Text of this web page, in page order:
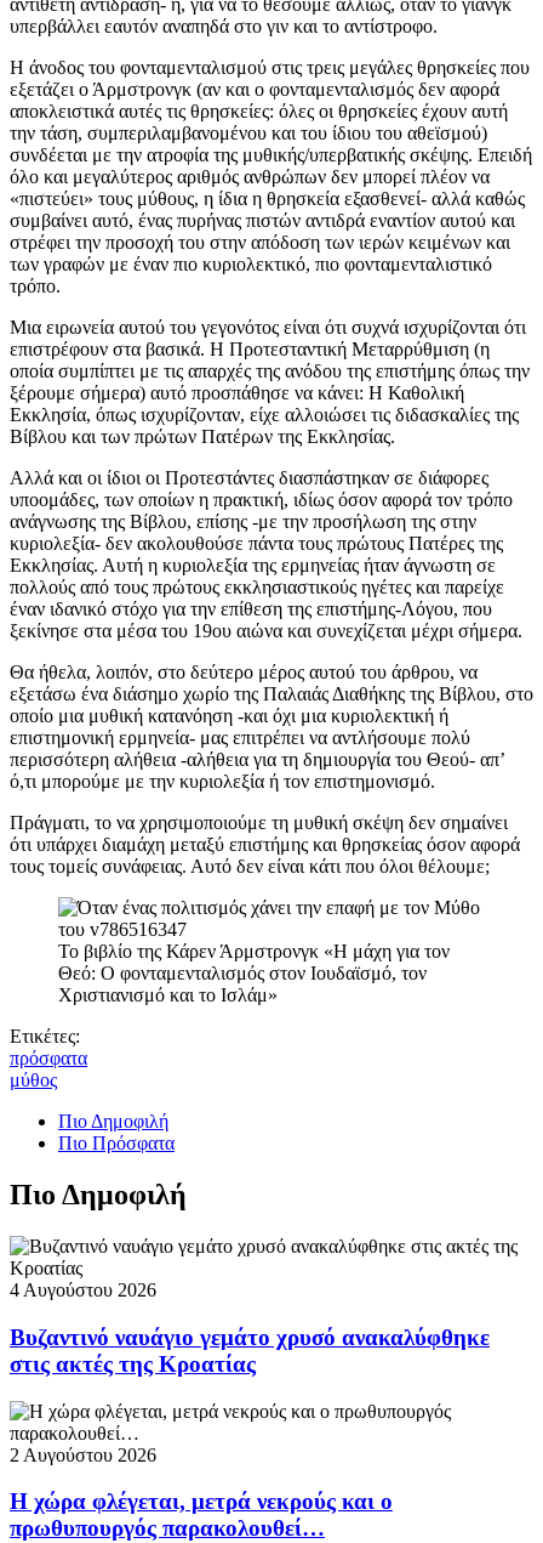
αντίθετη αντίδραση- ή, για να το θέσουμε αλλιώς, όταν το γιανγκ
υπερβάλλει εαυτόν αναπηδά στο γιν και το αντίστροφο.
Η άνοδος του φονταμενταλισμού στις τρεις μεγάλες θρησκείες που
εξετάζει ο Άρμστρονγκ (αν και ο φονταμενταλισμός δεν αφορά
αποκλειστικά αυτές τις θρησκείες: όλες οι θρησκείες έχουν αυτή
την τάση, συμπεριλαμβανομένου και του ίδιου του αθεϊσμού)
συνδέεται με την ατροφία της μυθικής/υπερβατικής σκέψης. Επειδή
όλο και μεγαλύτερος αριθμός ανθρώπων δεν μπορεί πλέον να
«πιστεύει» τους μύθους, η ίδια η θρησκεία εξασθενεί- αλλά καθώς
συμβαίνει αυτό, ένας πυρήνας πιστών αντιδρά εναντίον αυτού και
στρέφει την προσοχή του στην απόδοση των ιερών κειμένων και
των γραφών με έναν πιο κυριολεκτικό, πιο φονταμενταλιστικό
τρόπο.
Μια ειρωνεία αυτού του γεγονότος είναι ότι συχνά ισχυρίζονται ότι
επιστρέφουν στα βασικά. Η Προτεσταντική Μεταρρύθμιση (η
οποία συμπίπτει με τις απαρχές της ανόδου της επιστήμης όπως την
ξέρουμε σήμερα) αυτό προσπάθησε να κάνει: Η Καθολική
Εκκλησία, όπως ισχυρίζονταν, είχε αλλοιώσει τις διδασκαλίες της
Βίβλου και των πρώτων Πατέρων της Εκκλησίας.
Αλλά και οι ίδιοι οι Προτεστάντες διασπάστηκαν σε διάφορες
υποομάδες, των οποίων η πρακτική, ιδίως όσον αφορά τον τρόπο
ανάγνωσης της Βίβλου, επίσης -με την προσήλωση της στην
κυριολεξία- δεν ακολουθούσε πάντα τους πρώτους Πατέρες της
Εκκλησίας. Αυτή η κυριολεξία της ερμηνείας ήταν άγνωστη σε
πολλούς από τους πρώτους εκκλησιαστικούς ηγέτες και παρείχε
έναν ιδανικό στόχο για την επίθεση της επιστήμης-Λόγου, που
ξεκίνησε στα μέσα του 19ου αιώνα και συνεχίζεται μέχρι σήμερα.
Θα ήθελα, λοιπόν, στο δεύτερο μέρος αυτού του άρθρου, να
εξετάσω ένα διάσημο χωρίο της Παλαιάς Διαθήκης της Βίβλου, στο
οποίο μια μυθική κατανόηση -και όχι μια κυριολεκτική ή
επιστημονική ερμηνεία- μας επιτρέπει να αντλήσουμε πολύ
περισσότερη αλήθεια -αλήθεια για τη δημιουργία του Θεού- απ’
ό,τι μπορούμε με την κυριολεξία ή τον επιστημονισμό.
Πράγματι, το να χρησιμοποιούμε τη μυθική σκέψη δεν σημαίνει
ότι υπάρχει διαμάχη μεταξύ επιστήμης και θρησκείας όσον αφορά
τους τομείς συνάφειας. Αυτό δεν είναι κάτι που όλοι θέλουμε;
Το βιβλίο της Κάρεν Άρμστρονγκ «Η μάχη για τον
Θεό: Ο φονταμενταλισμός στον Ιουδαϊσμό, τον
Χριστιανισμό και το Ισλάμ»
Ετικέτες:
πρόσφατα
μύθος
Πιο Δημοφιλή
Πιο Πρόσφατα
Πιο Δημοφιλή
4 Αυγούστου 2026
Βυζαντινό ναυάγιο γεμάτο χρυσό ανακαλύφθηκε
στις ακτές της Κροατίας
2 Αυγούστου 2026
Η χώρα φλέγεται, μετρά νεκρούς και ο
πρωθυπουργός παρακολουθεί…